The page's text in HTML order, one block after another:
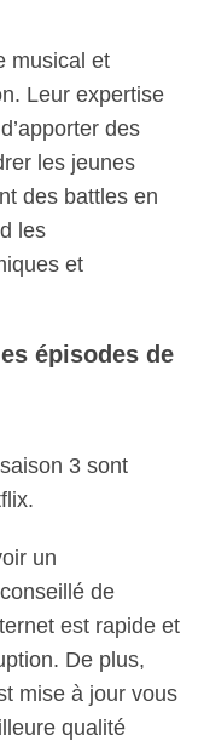
musical et
Leur expertise
des
les jeunes
des battles en
les
et
épisodes de
3 sont
un
de
est rapide et
De plus,
mise à jour vous
qualité